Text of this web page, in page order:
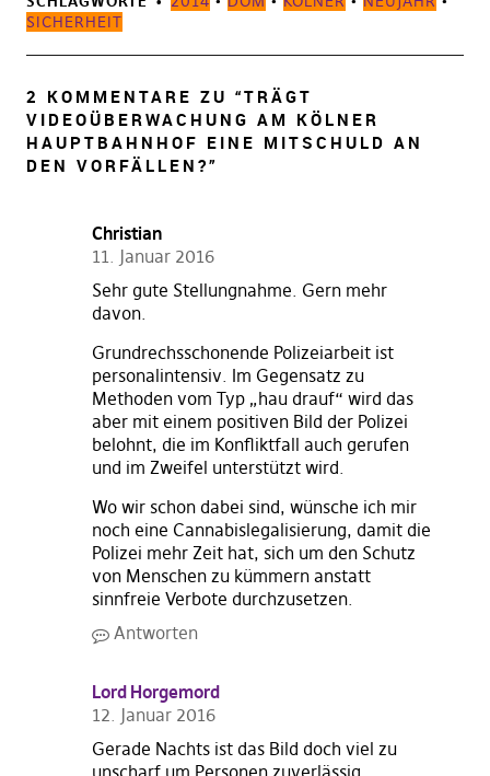
SICHERHEIT
2 KOMMENTARE ZU “TRÄGT
VIDEOÜBERWACHUNG AM KÖLNER
HAUPTBAHNHOF EINE MITSCHULD AN
DEN VORFÄLLEN?”
Christian
11. Januar 2016
Sehr gute Stellungnahme. Gern mehr
davon.
Grundrechsschonende Polizeiarbeit ist
personalintensiv. Im Gegensatz zu
Methoden vom Typ „hau drauf“ wird das
aber mit einem positiven Bild der Polizei
belohnt, die im Konfliktfall auch gerufen
und im Zweifel unterstützt wird.
Wo wir schon dabei sind, wünsche ich mir
noch eine Cannabislegalisierung, damit die
Polizei mehr Zeit hat, sich um den Schutz
von Menschen zu kümmern anstatt
sinnfreie Verbote durchzusetzen.
Antworten
Lord Horgemord
12. Januar 2016
Gerade Nachts ist das Bild doch viel zu